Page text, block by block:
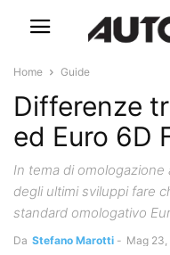
Home Guide
Differenze
ed Euro 6D
In tema di
degli ultimi sviluppi fare
standard omologativo
Da Stefano Marotti - Mag 23,